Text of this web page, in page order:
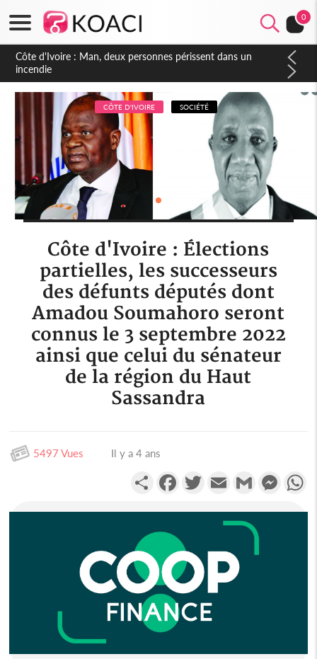
0
Côte d'Ivoire : Séileu, la célébration de la fête nationale
transformée en vaste campagne contre les produits
dépigmentants dangereux
CÔTE D'IVOIRE SOCIÉTÉ
Côte d'Ivoire : Élections
partielles, les successeurs
des défunts députés dont
Amadou Soumahoro seront
connus le 3 septembre 2022
ainsi que celui du sénateur
de la région du Haut
Sassandra
5497 Vues Il y a 4 ans
PartagerFacebookTwitterEmail Gmail